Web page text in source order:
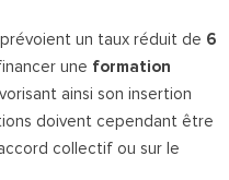
un taux réduit de 6
une formation
ainsi son insertion
doivent cependant être
collectif ou sur le